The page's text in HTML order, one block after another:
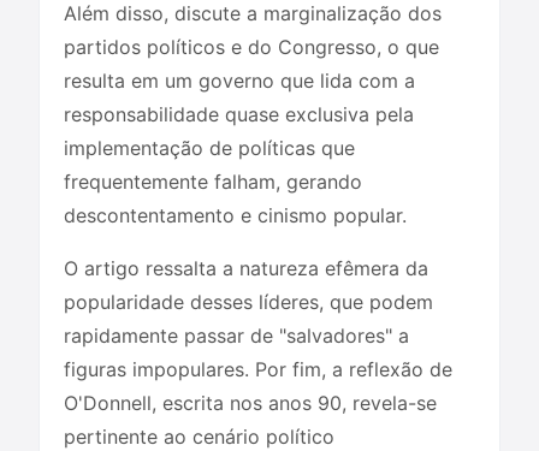
Além disso, discute a marginalização dos
partidos políticos e do Congresso, o que
resulta em um governo que lida com a
responsabilidade quase exclusiva pela
implementação de políticas que
frequentemente falham, gerando
descontentamento e cinismo popular.
O artigo ressalta a natureza efêmera da
popularidade desses líderes, que podem
rapidamente passar de "salvadores" a
figuras impopulares. Por fim, a reflexão de
O'Donnell, escrita nos anos 90, revela-se
pertinente ao cenário político